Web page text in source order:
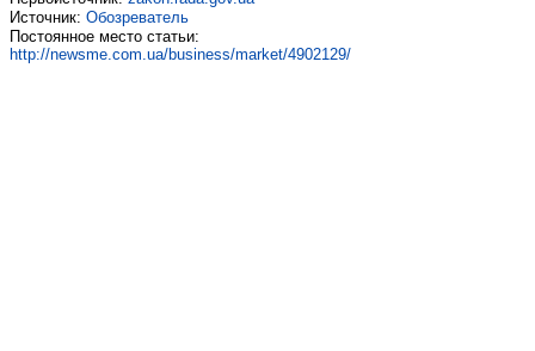
Источник: Обозреватель
Постоянное место статьи:
http://newsme.com.ua/business/market/4902129/